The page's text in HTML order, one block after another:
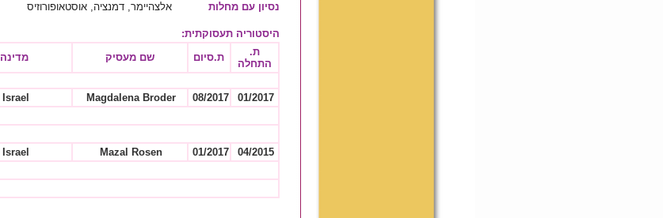
נסיון עם מחלות
אלצהיימר, דמנציה, אוסטאופורוזיס
היסטוריה תעסוקתית:
ת.
התחלה
ת.סיום שם מעסיק מדינה
01/2017
08/2017
Magdalena Broder
Israel
04/2015
01/2017
Mazal Rosen
Israel